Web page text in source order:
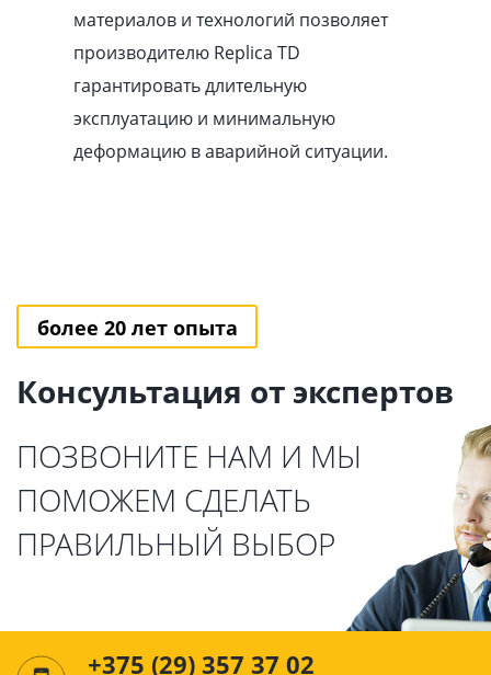
материалов и технологий позволяет
производителю Replica TD
гарантировать длительную
эксплуатацию и минимальную
деформацию в аварийной ситуации.
более 20 лет опыта
Консультация от экспертов
ПОЗВОНИТЕ НАМ И МЫ
ПОМОЖЕМ СДЕЛАТЬ
ПРАВИЛЬНЫЙ ВЫБОР
+375 (29) 357 37 02